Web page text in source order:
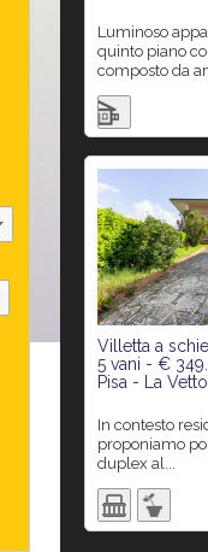
Luminoso appartamento posto al
quinto piano
composto da
Villetta a
5 vani - €
Pisa - La
In contesto residenziale tranquillo,
proponiamo
duplex al...